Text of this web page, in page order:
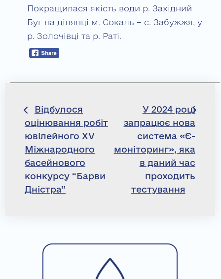
Покращилася якість води р. Західний
Буг на ділянці м. Сокаль – с. Забужжя, у
р. Золочівці та р. Раті.
Навігація
записів
Відбулося
оцінювання робіт
ювілейного XV
Міжнародного
басейнового
конкурсу “Барви
Дністра”
У 2024 році
запрацює нова
система «Є-
моніторинг», яка
в даний час
проходить
тестування